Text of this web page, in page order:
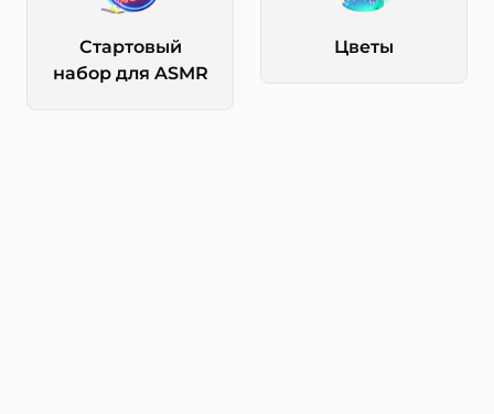
Стартовый
набор для ASMR
Цветы